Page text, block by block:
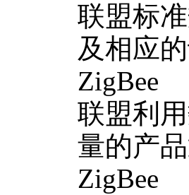
联盟标
及相应
ZigBee
联盟利
量的产
ZigBee